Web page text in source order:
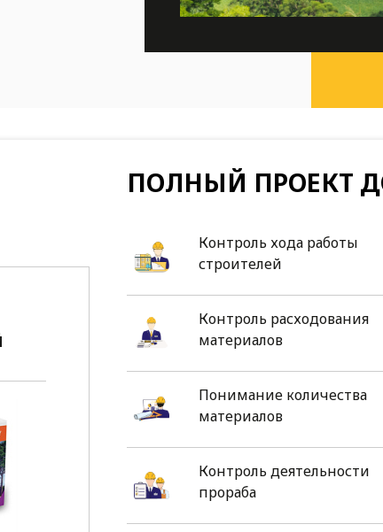
ПОЛНЫЙ ПРОЕКТ
Контроль хода работы
строителей
Контроль расходования
материалов
Понимание количества
материалов
Контроль деятельности
прораба